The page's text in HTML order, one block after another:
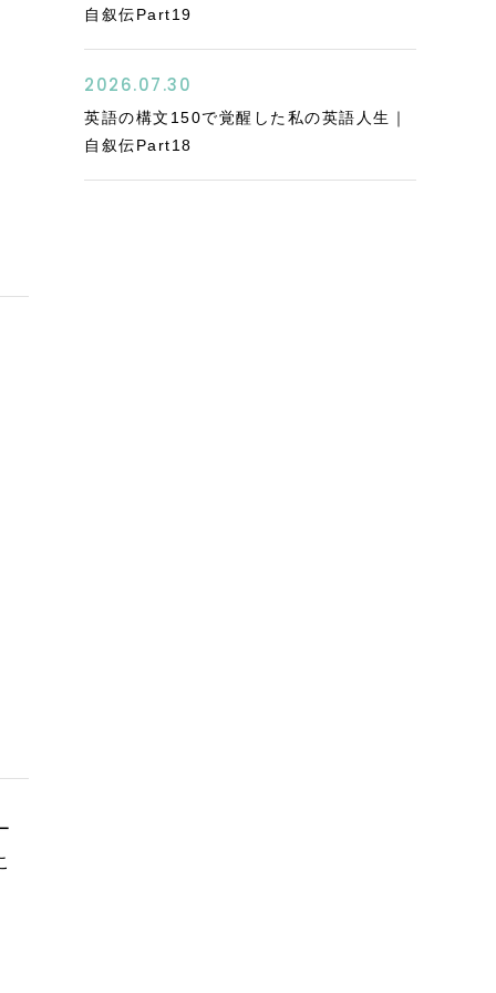
自叙伝Part19
2026.07.30
英語の構文150で覚醒した私の英語人生｜
自叙伝Part18